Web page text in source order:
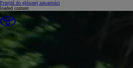
Przejdź do głównej zawartości
loaded content